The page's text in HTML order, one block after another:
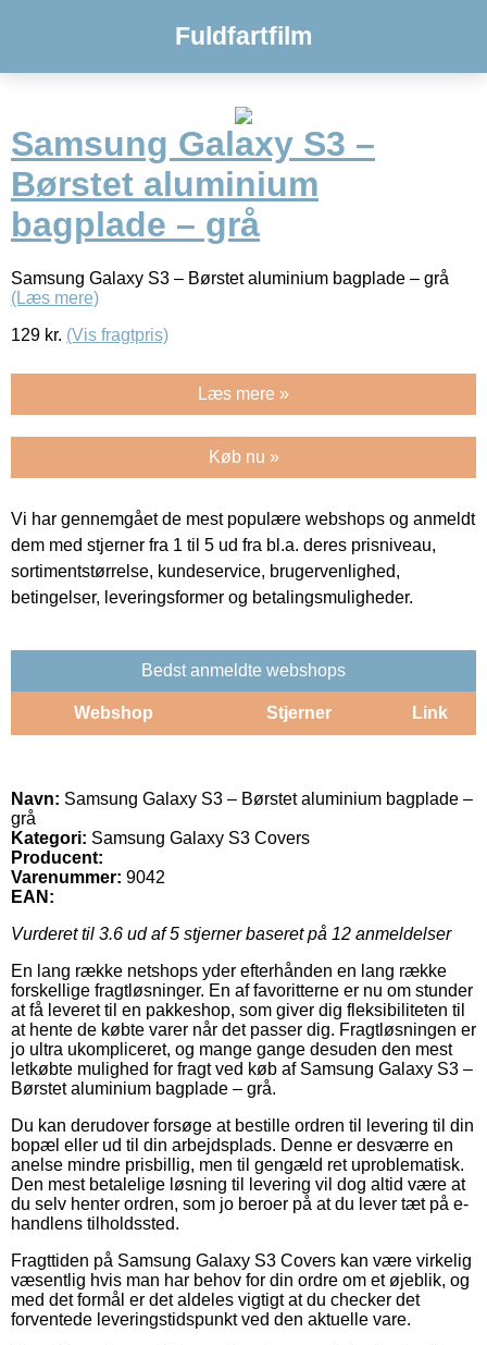
Fuldfartfilm
Samsung Galaxy S3 –
Børstet aluminium
bagplade – grå
Samsung Galaxy S3 – Børstet aluminium bagplade – grå
(Læs mere)
129 kr. (Vis fragtpris)
Læs mere »
Køb nu »
Vi har gennemgået de mest populære webshops og anmeldt
dem med stjerner fra 1 til 5 ud fra bl.a. deres prisniveau,
sortimentstørrelse, kundeservice, brugervenlighed,
betingelser, leveringsformer og betalingsmuligheder.
Bedst anmeldte webshops
Webshop Stjerner Link
Navn: Samsung Galaxy S3 – Børstet aluminium bagplade –
grå
Kategori: Samsung Galaxy S3 Covers
Producent:
Varenummer: 9042
EAN:
Vurderet til 3.6 ud af 5 stjerner baseret på 12 anmeldelser
En lang række netshops yder efterhånden en lang række
forskellige fragtløsninger. En af favoritterne er nu om stunder
at få leveret til en pakkeshop, som giver dig fleksibiliteten til
at hente de købte varer når det passer dig. Fragtløsningen er
jo ultra ukompliceret, og mange gange desuden den mest
letkøbte mulighed for fragt ved køb af Samsung Galaxy S3 –
Børstet aluminium bagplade – grå.
Du kan derudover forsøge at bestille ordren til levering til din
bopæl eller ud til din arbejdsplads. Denne er desværre en
anelse mindre prisbillig, men til gengæld ret uproblematisk.
Den mest betalelige løsning til levering vil dog altid være at
du selv henter ordren, som jo beroer på at du lever tæt på e-
handlens tilholdssted.
Fragttiden på Samsung Galaxy S3 Covers kan være virkelig
væsentlig hvis man har behov for din ordre om et øjeblik, og
med det formål er det aldeles vigtigt at du checker det
forventede leveringstidspunkt ved den aktuelle vare.